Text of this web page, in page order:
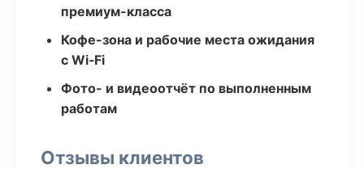
премиум-класса
Кофе-зона и рабочие места ожидания
с Wi‑Fi
Фото- и видеоотчёт по выполненным
работам
Отзывы клиентов